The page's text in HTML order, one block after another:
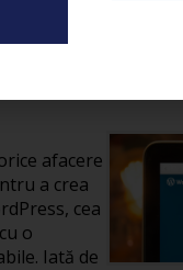
site în
afacere
a crea
cea
o
Iată de